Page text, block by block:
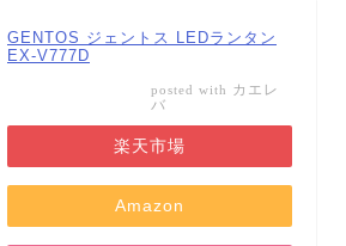
GENTOS ジェントス LEDランタン
EX-V777D
posted with カエレ
バ
楽天市場
Amazon